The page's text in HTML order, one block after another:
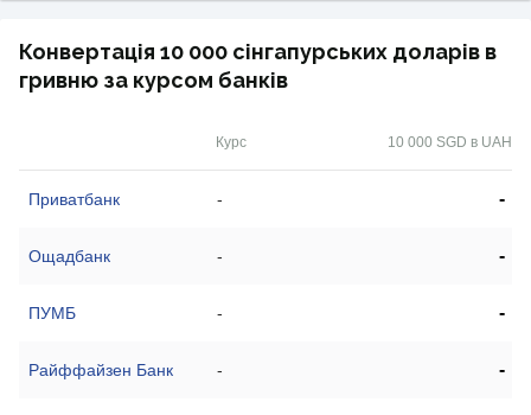
Конвертація 10 000 сінгапурських доларів в
гривню за курсом банків
Курс 10 000 SGD в UAH
Приватбанк - -
Ощадбанк - -
ПУМБ - -
Райффайзен Банк - -